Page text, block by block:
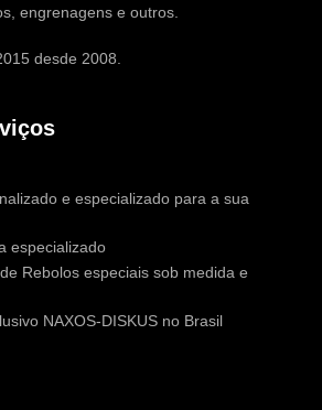
engrenagens e outros.
desde 2008.
e especializado para a sua
especializado
Rebolos especiais sob medida e
NAXOS-DISKUS no Brasil